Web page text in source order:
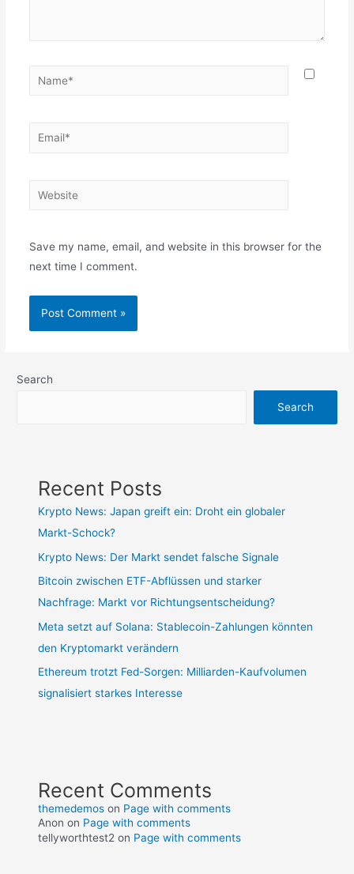
Name*
Email*
Website
Save my name, email, and website in this browser for the
next time I comment.
Search
Search
Recent Posts
Krypto News: Japan greift ein: Droht ein globaler
Markt-Schock?
Krypto News: Der Markt sendet falsche Signale
Bitcoin zwischen ETF-Abflüssen und starker
Nachfrage: Markt vor Richtungsentscheidung?
Meta setzt auf Solana: Stablecoin-Zahlungen könnten
den Kryptomarkt verändern
Ethereum trotzt Fed-Sorgen: Milliarden-Kaufvolumen
signalisiert starkes Interesse
Recent Comments
themedemos on Page with comments
Anon on Page with comments
tellyworthtest2 on Page with comments